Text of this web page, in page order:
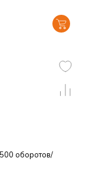
оборотов/